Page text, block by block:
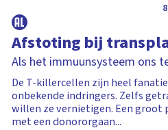
Afstoting bij
Als het immuunsysteem ons
De T-killercellen zijn heel
onbekende indringers. Zelfs
willen ze vernietigen. Een groot
met een donororgaan...